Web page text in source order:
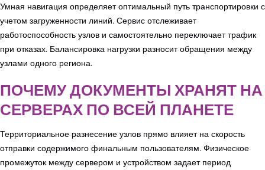
Умная навигация определяет оптимальный путь транспортировки с
учетом загруженности линий. Сервис отслеживает
работоспособность узлов и самостоятельно переключает трафик
при отказах. Балансировка нагрузки разносит обращения между
узлами одного региона.
ПОЧЕМУ ДОКУМЕНТЫ ХРАНЯТ НА
СЕРВЕРАХ ПО ВСЕЙ ПЛАНЕТЕ
Территориальное разнесение узлов прямо влияет на скорость
отправки содержимого финальным пользователям. Физическое
промежуток между сервером и устройством задает период